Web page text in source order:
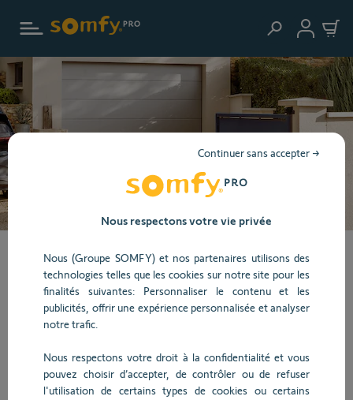
Découvrez, testez et
installez autrement
avec les motorisations
d'accès Somfy
Nous respectons votre vie privée
Nous (Groupe SOMFY) et nos partenaires utilisons des
technologies telles que les cookies sur notre site pour les
finalités suivantes: Personnaliser le contenu et les
publicités, offrir une expérience personnalisée et analyser
notre trafic.
Nous respectons votre droit à la confidentialité et vous
pouvez choisir d’accepter, de contrôler ou de refuser
l'utilisation de certains types de cookies ou certains
Continuer sans accepter →